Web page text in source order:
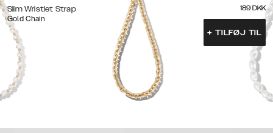
Slim Wristlet Strap
Gold Chain
189 DKK
+ TILFØJ TIL